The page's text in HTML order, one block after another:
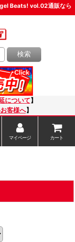
Beats! vol.02通販なら
検索
について 】
客様へ】
マイページ カート